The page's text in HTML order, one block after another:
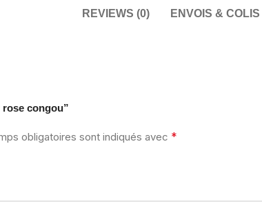
REVIEWS (0) ENVOIS & COLIS
congou”
obligatoires sont indiqués avec *